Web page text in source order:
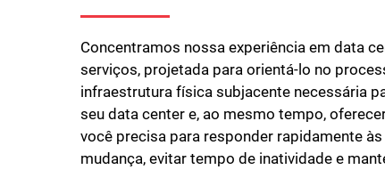
Concentramos nossa experiência em data
serviços, projetada para orientá-lo no
infraestrutura física subjacente necessária
seu data center e, ao mesmo tempo,
você precisa para responder rapidamente
mudança, evitar tempo de inatividade e